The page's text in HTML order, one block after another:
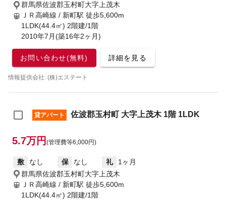
群馬県佐波郡玉村町大字上茂木
ＪＲ高崎線 / 新町駅 徒歩5,600m
1LDK(44.4㎡) 2階建/1階
2010年7月(築16年2ヶ月)
お問い合わせ(無料) 詳細を見る
情報提供会社: (株)エステート
貸アパート 佐波郡玉村町 大字上茂木 1階 1LDK
5.7万円 (管理費等6,000円)
敷 なし 保 なし 礼
1ヶ月
群馬県佐波郡玉村町大字上茂木
ＪＲ高崎線 / 新町駅 徒歩5,600m
1LDK(44.4㎡) 2階建/1階